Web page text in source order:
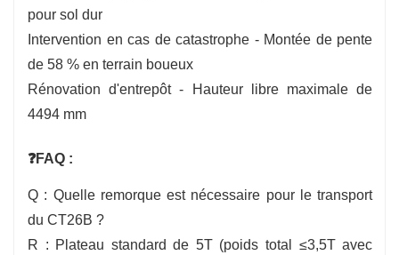
pour sol dur
Intervention en cas de catastrophe - Montée de pente
de 58 % en terrain boueux
Rénovation d'entrepôt - Hauteur libre maximale de
4494 mm
❓FAQ :
Q : Quelle remorque est nécessaire pour le transport
du CT26B ?
R : Plateau standard de 5T (poids total ≤3,5T avec